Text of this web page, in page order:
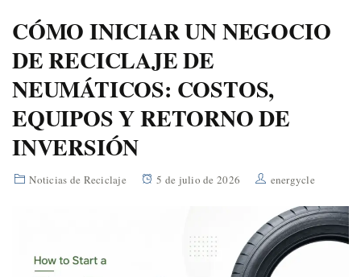
CÓMO INICIAR UN NEGOCIO
DE RECICLAJE DE
NEUMÁTICOS: COSTOS,
EQUIPOS Y RETORNO DE
INVERSIÓN
Noticias de Reciclaje 5 de julio de 2026 energycle